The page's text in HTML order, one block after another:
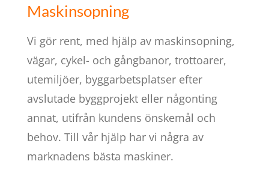
Maskinsopning
Vi gör rent, med hjälp av maskinsopning,
vägar, cykel- och gångbanor, trottoarer,
utemiljöer, byggarbetsplatser efter
avslutade byggprojekt eller någonting
annat, utifrån kundens önskemål och
behov. Till vår hjälp har vi några av
marknadens bästa maskiner.